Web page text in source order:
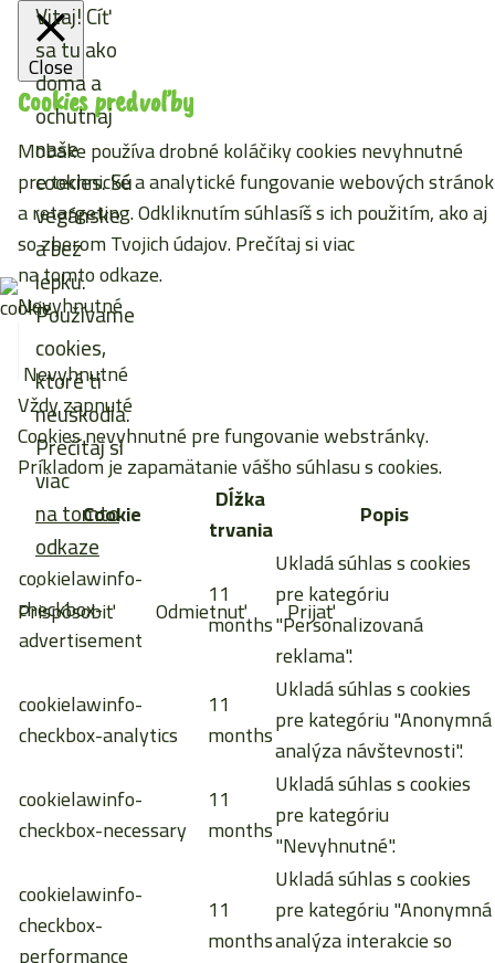
Vitaj! Cíť
sa tu ako
doma a
ochutnaj
naše
cookies. Sú
vegánske
a bez
lepku.
Používame
cookies,
ktoré ti
neuškodia.
Prečítaj si
viac
na tomto
odkaze
.
Prispôsobiť Odmietnuť Prijať
Close
Cookies predvoľby
Mobake používa drobné koláčiky cookies nevyhnutné
pre technické a analytické fungovanie webových stránok
a retargeting. Odkliknutím súhlasíš s ich použitím, ako aj
so zberom Tvojich údajov. Prečítaj si viac
na tomto odkaze.
Nevyhnutné
Nevyhnutné
Vždy zapnuté
Cookies nevyhnutné pre fungovanie webstránky.
Príkladom je zapamätanie vášho súhlasu s cookies.
Cookie
Dĺžka
trvania
Popis
cookielawinfo-
checkbox-
advertisement
11
months
Ukladá súhlas s cookies
pre kategóriu
"Personalizovaná
reklama".
cookielawinfo-
checkbox-analytics
11
months
Ukladá súhlas s cookies
pre kategóriu "Anonymná
analýza návštevnosti".
cookielawinfo-
checkbox-necessary
11
months
Ukladá súhlas s cookies
pre kategóriu
"Nevyhnutné".
cookielawinfo-
checkbox-
11
months
Ukladá súhlas s cookies
pre kategóriu "Anonymná
analýza interakcie so